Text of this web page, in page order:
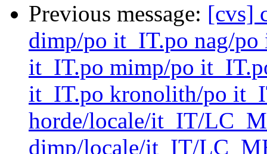
Previous message: [cvs]
dimp/po it_IT.po nag/
it_IT.po mimp/po
it_IT.po kronolith/po
horde/locale/it_IT/
dimp/locale/it_IT/